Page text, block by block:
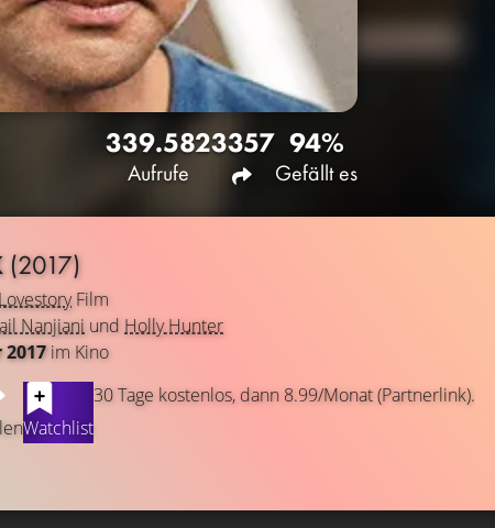
339.582
Aufrufe
3357 94%
Gefällt es
(2017)
LovestoryFilm
Nanjiani und Holly Hunter
im Kino
Watchlist
30 Tage kostenlos, dann 8.99/Monat (Partnerlink).